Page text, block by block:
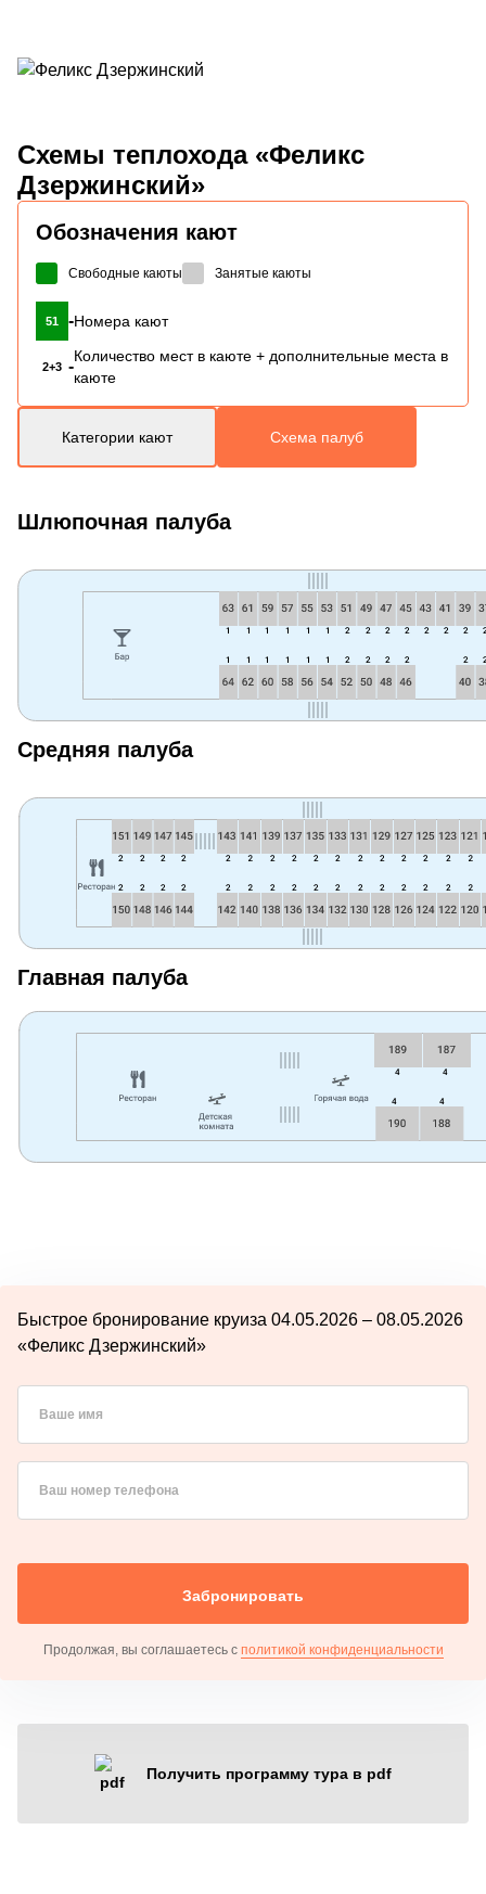
Схемы теплохода «Феликс
Дзержинский»
Обозначения кают
Свободные каюты Занятые каюты
51 -Номера кают
2+3 -
Количество мест в каюте + дополнительные места в
каюте
Категории кают Схема палуб
Шлюпочная палуба
Средняя палуба
Главная палуба
Быстрое бронирование круиза 04.05.2026 – 08.05.2026
«Феликс Дзержинский»
Ваше имя
Ваш номер телефона
Забронировать
Продолжая, вы соглашаетесь с политикой конфиденциальности
Получить программу тура в pdf